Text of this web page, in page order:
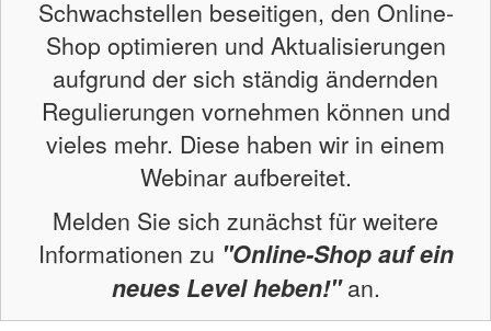
Schwachstellen beseitigen, den Online-
Shop optimieren und Aktualisierungen
aufgrund der sich ständig ändernden
Regulierungen vornehmen können und
vieles mehr. Diese haben wir in einem
Webinar aufbereitet.
Melden Sie sich zunächst für weitere
Informationen zu "Online-Shop auf ein
neues Level heben!"an.